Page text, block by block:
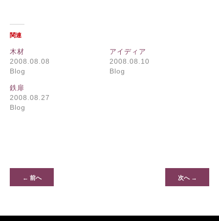
関連
木材
2008.08.08
Blog
アイディア
2008.08.10
Blog
鉄扉
2008.08.27
Blog
← 前へ 次へ →